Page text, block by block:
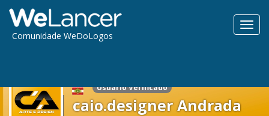
Comunidade WeDoLogos
caio.designer Andrada
Usuário Verificado